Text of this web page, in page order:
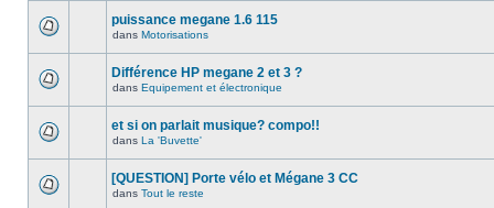
puissance megane 1.6 115
dans Motorisations
Différence HP megane 2 et 3 ?
dans Equipement et électronique
et si on parlait musique? compo!!
dans La 'Buvette'
[QUESTION] Porte vélo et Mégane 3 CC
dans Tout le reste